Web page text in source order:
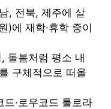
, 전북, 제주에 살
)에 재학·휴학 중이
돌봄처럼 평소 내
구체적으로 떠올
·로우코드 툴로라